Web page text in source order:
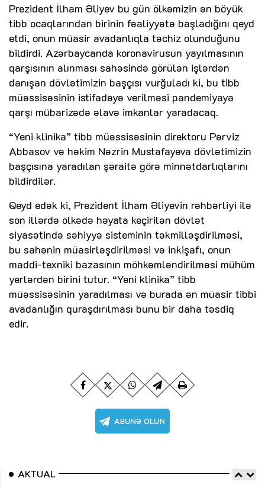
Prezident İlham Əliyev bu gün ölkəmizin ən böyük
tibb ocaqlarından birinin fəaliyyətə başladığını qeyd
etdi, onun müasir avadanlıqla təchiz olunduğunu
bildirdi. Azərbaycanda koronavirusun yayılmasının
qarşısının alınması sahəsində görülən işlərdən
danışan dövlətimizin başçısı vurğuladı ki, bu tibb
müəssisəsinin istifadəyə verilməsi pandemiyaya
qarşı mübarizədə əlavə imkanlar yaradacaq.
“Yeni klinika” tibb müəssisəsinin direktoru Pərviz
Abbasov və həkim Nəzrin Mustafayeva dövlətimizin
başçısına yaradılan şəraitə görə minnətdarlıqlarını
bildirdilər.
Qeyd edək ki, Prezident İlham Əliyevin rəhbərliyi ilə
son illərdə ölkədə həyata keçirilən dövlət
siyasətində səhiyyə sisteminin təkmilləşdirilməsi,
bu sahənin müasirləşdirilməsi və inkişafı, onun
maddi-texniki bazasının möhkəmləndirilməsi mühüm
yerlərdən birini tutur. “Yeni klinika” tibb
müəssisəsinin yaradılması və burada ən müasir tibbi
avadanlığın quraşdırılması bunu bir daha təsdiq
edir.
AKTUAL